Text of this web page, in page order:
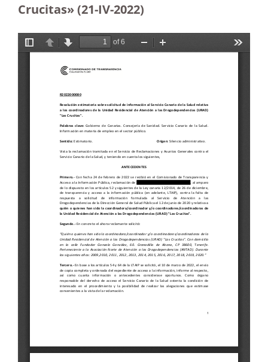
Crucitas» (21-IV-2022)